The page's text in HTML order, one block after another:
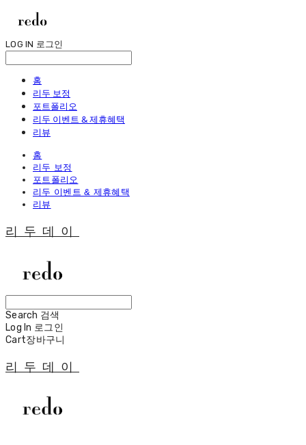
LOG IN 로그인
홈
리두 보정
포트폴리오
리두 이벤트 & 제휴혜택
리뷰
홈
리두 보정
포트폴리오
리두 이벤트 & 제휴혜택
리뷰
리두데이
Search 검색
Log In 로그인
Cart장바구니
리두데이